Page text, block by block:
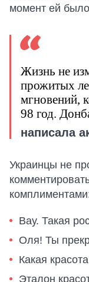
момент ей
Жизнь не
прожитых
мгновений,
98 год.
написала
Украинцы не
Вау. Такая
Оля! Ты
Какая
Эталон